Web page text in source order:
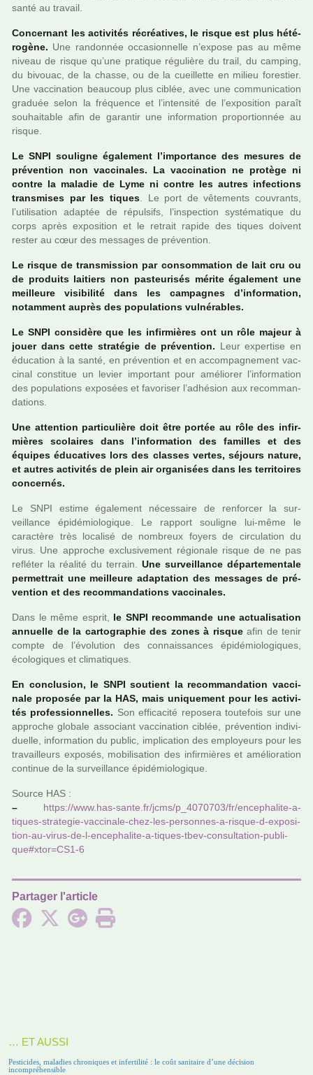
santé au tra­vail.
Concernant les acti­vi­tés récréa­ti­ves, le risque est plus hété­
ro­gène. Une ran­don­née occa­sion­nelle n’expose pas au même
niveau de risque qu’une pra­ti­que régu­lière du trail, du cam­ping,
du bivouac, de la chasse, ou de la cueillette en milieu fores­tier.
Une vac­ci­na­tion beau­coup plus ciblée, avec une com­mu­ni­ca­tion
gra­duée selon la fré­quence et l’inten­sité de l’expo­si­tion paraît
sou­hai­ta­ble afin de garan­tir une infor­ma­tion pro­por­tion­née au
risque.
Le SNPI sou­li­gne également l’impor­tance des mesu­res de
pré­ven­tion non vac­ci­na­les. La vac­ci­na­tion ne pro­tège ni
contre la mala­die de Lyme ni contre les autres infec­tions
trans­mi­ses par les tiques. Le port de vête­ments cou­vrants,
l’uti­li­sa­tion adap­tée de répul­sifs, l’ins­pec­tion sys­té­ma­ti­que du
corps après expo­si­tion et le retrait rapide des tiques doi­vent
rester au cœur des mes­sa­ges de pré­ven­tion.
Le risque de trans­mis­sion par consom­ma­tion de lait cru ou
de pro­duits lai­tiers non pas­teu­ri­sés mérite également une
meilleure visi­bi­lité dans les cam­pa­gnes d’infor­ma­tion,
notam­ment auprès des popu­la­tions vul­né­ra­bles.
Le SNPI consi­dère que les infir­miè­res ont un rôle majeur à
jouer dans cette stra­té­gie de pré­ven­tion. Leur exper­tise en
éducation à la santé, en pré­ven­tion et en accom­pa­gne­ment vac­
ci­nal cons­ti­tue un levier impor­tant pour amé­lio­rer l’infor­ma­tion
des popu­la­tions expo­sées et favo­ri­ser l’adhé­sion aux recom­man­
da­tions.
Une atten­tion par­ti­cu­lière doit être portée au rôle des infir­
miè­res sco­lai­res dans l’infor­ma­tion des famil­les et des
équipes éducatives lors des clas­ses vertes, séjours nature,
et autres acti­vi­tés de plein air orga­ni­sées dans les ter­ri­toi­res
concer­nés.
Le SNPI estime également néces­saire de ren­for­cer la sur­
veillance épidémiologique. Le rap­port sou­li­gne lui-même le
carac­tère très loca­lisé de nom­breux foyers de cir­cu­la­tion du
virus. Une appro­che exclu­si­ve­ment régio­nale risque de ne pas
reflé­ter la réa­lité du ter­rain. Une sur­veillance dépar­te­men­tale
per­met­trait une meilleure adap­ta­tion des mes­sa­ges de pré­
ven­tion et des recom­man­da­tions vac­ci­na­les.
Dans le même esprit, le SNPI recom­mande une actua­li­sa­tion
annuelle de la car­to­gra­phie des zones à risqueafin de tenir
compte de l’évolution des connais­san­ces épidémiologiques,
écologiques et cli­ma­ti­ques.
En conclu­sion, le SNPI sou­tient la recom­man­da­tion vac­ci­
nale pro­po­sée par la HAS, mais uni­que­ment pour les acti­vi­
tés pro­fes­sion­nel­les. Son effi­ca­cité repo­sera tou­te­fois sur une
appro­che glo­bale asso­ciant vac­ci­na­tion ciblée, pré­ven­tion indi­vi­
duelle, infor­ma­tion du public, impli­ca­tion des employeurs pour les
tra­vailleurs expo­sés, mobi­li­sa­tion des infir­miè­res et amé­lio­ra­tion
conti­nue de la sur­veillance épidémiologique.
Source HAS :
–
https://www.has-sante.fr/jcms/p_4070703/fr/ence­pha­lite-a-
tiques-stra­te­gie-vac­ci­nale-chez-les-per­son­nes-a-risque-d-expo­si­
tion-au-virus-de-l-ence­pha­lite-a-tiques-tbev-consul­ta­tion-publi­
que#x­tor=CS1-6
Partager l'article
… ET AUSSI
Pesticides, maladies chroniques et infertilité : le coût sanitaire d’une décision
incompréhensible